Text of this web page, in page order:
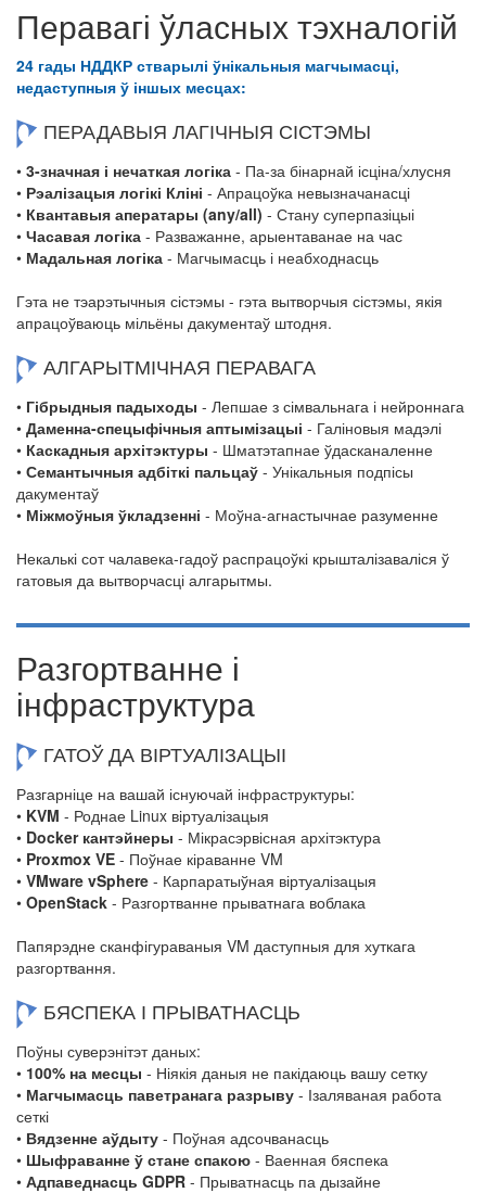
Перавагі ўласных тэхналогій
24 гады НДДКР стварылі ўнікальныя магчымасці,
недаступныя ў іншых месцах:
ПЕРАДАВЫЯ ЛАГІЧНЫЯ СІСТЭМЫ
• 3-значная і нечаткая логіка - Па-за бінарнай ісціна/хлусня
• Рэалізацыя логікі Кліні - Апрацоўка невызначанасці
• Квантавыя аператары (any/all) - Стану суперпазіцыі
• Часавая логіка - Разважанне, арыентаванае на час
• Мадальная логіка - Магчымасць і неабходнасць
Гэта не тэарэтычныя сістэмы - гэта вытворчыя сістэмы, якія
апрацоўваюць мільёны дакументаў штодня.
АЛГАРЫТМІЧНАЯ ПЕРАВАГА
• Гібрыдныя падыходы - Лепшае з сімвальнага і нейроннага
• Даменна-спецыфічныя аптымізацыі - Галіновыя мадэлі
• Каскадныя архітэктуры - Шматэтапнае ўдасканаленне
• Семантычныя адбіткі пальцаў - Унікальныя подпісы
дакументаў
• Міжмоўныя ўкладзенні - Моўна-агнастычнае разуменне
Некалькі сот чалавека-гадоў распрацоўкі крышталізаваліся ў
гатовыя да вытворчасці алгарытмы.
Разгортванне і
інфраструктура
ГАТОЎ ДА ВІРТУАЛІЗАЦЫІ
Разгарніце на вашай існуючай інфраструктуры:
• KVM - Роднае Linux віртуалізацыя
• Docker кантэйнеры - Мікрасэрвісная архітэктура
• Proxmox VE - Поўнае кіраванне VM
• VMware vSphere - Карпаратыўная віртуалізацыя
• OpenStack - Разгортванне прыватнага воблака
Папярэдне сканфігураваныя VM даступныя для хуткага
разгортвання.
БЯСПЕКА І ПРЫВАТНАСЦЬ
Поўны суверэнітэт даных:
• 100% на месцы - Ніякія даныя не пакідаюць вашу сетку
• Магчымасць паветранага разрыву - Ізаляваная работа
сеткі
• Вядзенне аўдыту - Поўная адсочванасць
• Шыфраванне ў стане спакою - Ваенная бяспека
• Адпаведнасць GDPR - Прыватнасць па дызайне